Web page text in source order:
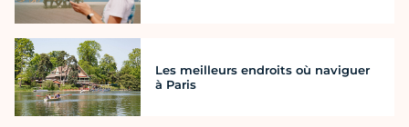
Les meilleurs endroits où naviguer
à Paris